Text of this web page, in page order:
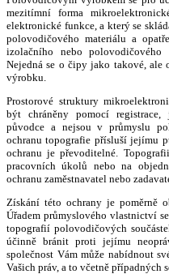
mezitímní forma
elektronické funkce, a který se
polovodičového materiálu a
izolačního nebo polovodičového
Nejedná se o čipy jako takové, ale
výrobku.
Prostorové struktury
být chráněny pomocí
původce a nejsou v průmyslu
ochranu topografie přísluší jejímu
ochranu je převoditelné.
pracovních úkolů nebo na
ochranu zaměstnavatel nebo
Získání této ochrany je poměrně
Úřadem průmyslového vlastnictví
topografií polovodičových
účinně bránit proti jejímu
společnost Vám může nabídnout
Vašich práv, a to včetně případných